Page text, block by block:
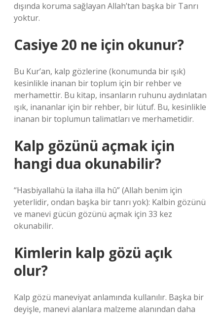
dışında koruma sağlayan Allah’tan başka bir Tanrı
yoktur.
Casiye 20 ne için okunur?
Bu Kur’an, kalp gözlerine (konumunda bir ışık)
kesinlikle inanan bir toplum için bir rehber ve
merhamettir. Bu kitap, insanların ruhunu aydınlatan
ışık, inananlar için bir rehber, bir lütuf. Bu, kesinlikle
inanan bir toplumun talimatları ve merhametidir.
Kalp gözünü açmak için
hangi dua okunabilir?
“Hasbiyallahü la ilaha illa hû” (Allah benim için
yeterlidir, ondan başka bir tanrı yok): Kalbin gözünü
ve manevi gücün gözünü açmak için 33 kez
okunabilir.
Kimlerin kalp gözü açık
olur?
Kalp gözü maneviyat anlamında kullanılır. Başka bir
deyişle, manevi alanlara malzeme alanından daha